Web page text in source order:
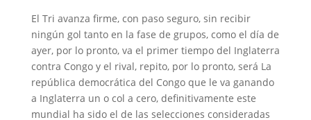
El Tri avanza firme, con paso seguro, sin recibir
ningún gol tanto en la fase de grupos, como el día de
ayer, por lo pronto, va el primer tiempo del Inglaterra
contra Congo y el rival, repito, por lo pronto, será La
república democrática del Congo que le va ganando
a Inglaterra un o col a cero, definitivamente este
mundial ha sido el de las selecciones consideradas